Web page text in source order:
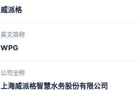
威派格
英文简称
WPG
公司全称
上海威派格智慧水务股份有限公司